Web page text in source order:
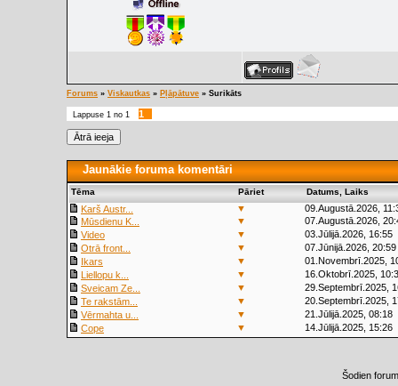
Forums » Viskautkas » Pļāpātuve » Surikāts
Lappuse 1 no 1 1
Jaunākie foruma komentāri
Tēma Pāriet Datums, Laiks
Karš Austr... ▼
09.Augustā.2026,
Mūsdienu K...
▼
07.Augustā.2026,
Video
▼
03.Jūlijā.2026, 16:55
Otrā front...
▼
07.Jūnijā.2026, 20:59
Ikars
▼
01.Novembrī.2025,
Liellopu k...
▼
16.Oktobrī.2025,
Sveicam Ze...
▼
29.Septembrī.2025,
Te rakstām...
▼
20.Septembrī.2025,
Vērmahta u...
▼
21.Jūlijā.2025, 08:18
Cope
▼ 14.Jūlijā.2025, 15:26
Šodien